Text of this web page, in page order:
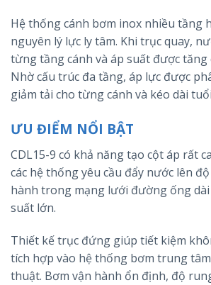
Hệ thống cánh bơm inox nhiều tầng
nguyên lý lực ly tâm. Khi trục quay,
từng tầng cánh và áp suất được tăng
Nhờ cấu trúc đa tầng, áp lực được
giảm tải cho từng cánh và kéo dài
ƯU ĐIỂM NỔI BẬT
CDL15-9 có khả năng tạo cột áp rất
các hệ thống yêu cầu đẩy nước lên
hành trong mạng lưới đường ống
suất lớn.
Thiết kế trục đứng giúp tiết kiệm
tích hợp vào hệ thống bơm trung
thuật. Bơm vận hành ổn định, độ